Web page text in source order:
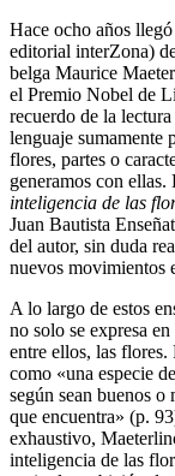
Hace ocho años
editorial interZona)
belga Maurice
el Premio Nobel de
recuerdo de la
lenguaje sumamente
flores, partes o
generamos con
inteligencia de las
Juan Bautista
del autor, sin duda
nuevos movimientos
A lo largo de estos
no solo se expresa
entre ellos, las flores.
como «una especie
según sean buenos
que encuentra» (p.
exhaustivo,
inteligencia de las